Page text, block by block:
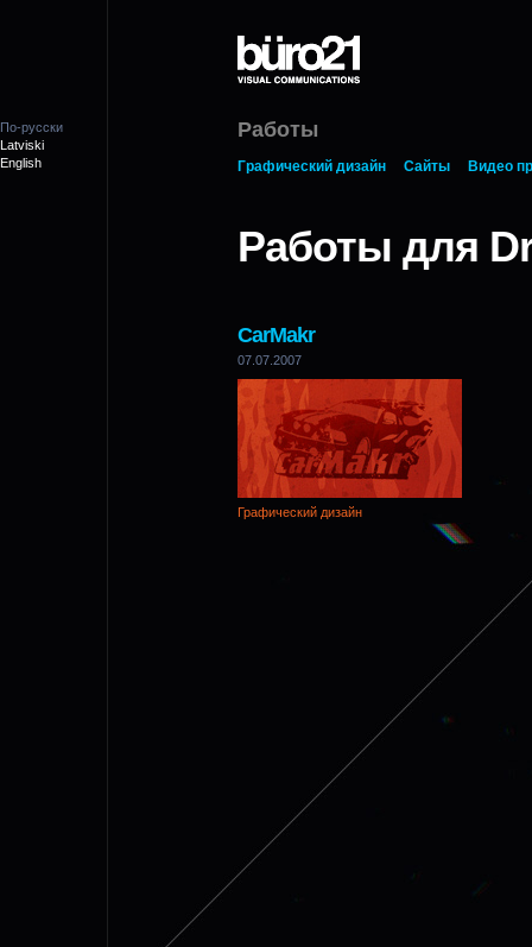
Работы
Графический дизайн Сайты Видео
По-русски
Latviski
English
Работы для
CarMakr
07.07.2007
Графический дизайн